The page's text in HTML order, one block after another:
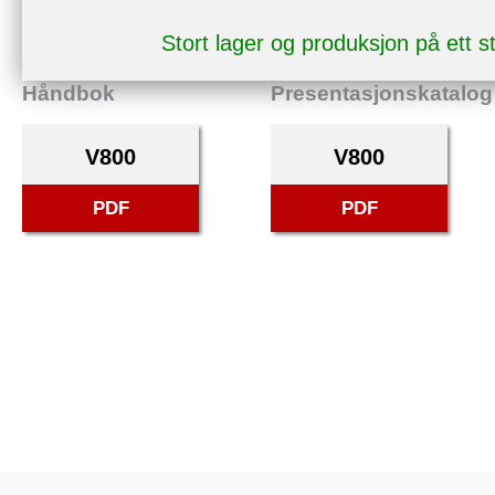
Stort lager og produksjon på ett
Håndbok
V800
PDF
Presentasjonskatalog
V800
PDF